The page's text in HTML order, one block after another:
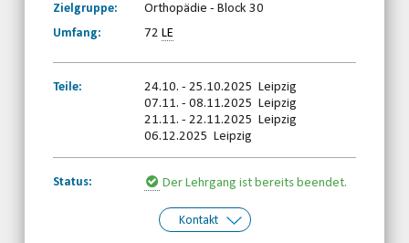
Zielgruppe:
Orthopädie - Block 30
Umfang:
72LE
Teile:
24.10. - 25.10.2025 Leipzig
07.11. - 08.11.2025 Leipzig
21.11. - 22.11.2025 Leipzig
06.12.2025 Leipzig
Status: Der Lehrgang ist bereits beendet.
Kontakt